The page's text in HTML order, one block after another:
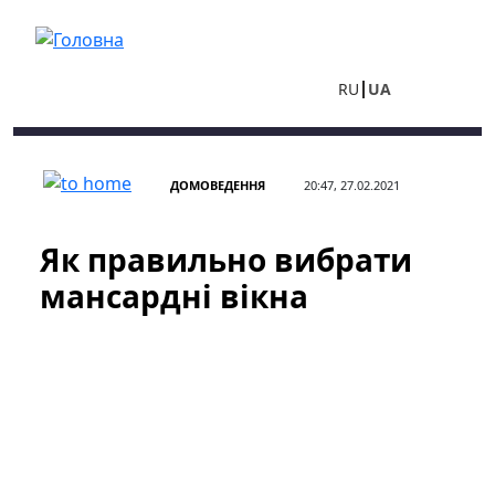
RU UA
ДОМОВЕДЕННЯ 20:47, 27.02.2021
Як правильно вибрати
мансардні вікна